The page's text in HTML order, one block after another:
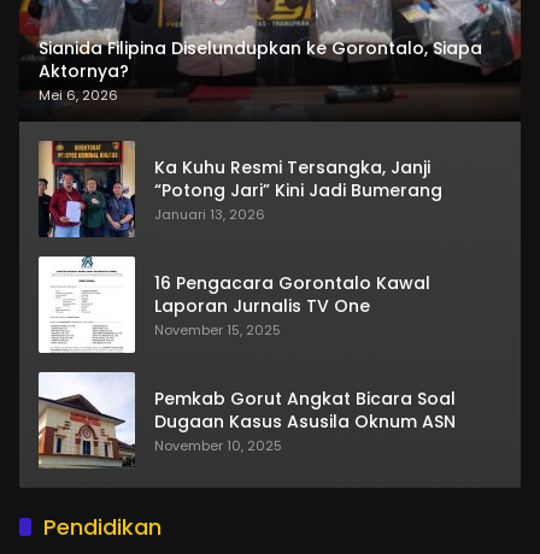
Sianida Filipina Diselundupkan ke Gorontalo, Siapa
Aktornya?
Mei 6, 2026
Ka Kuhu Resmi Tersangka, Janji
“Potong Jari” Kini Jadi Bumerang
Januari 13, 2026
16 Pengacara Gorontalo Kawal
Laporan Jurnalis TV One
November 15, 2025
Pemkab Gorut Angkat Bicara Soal
Dugaan Kasus Asusila Oknum ASN
November 10, 2025
Pendidikan